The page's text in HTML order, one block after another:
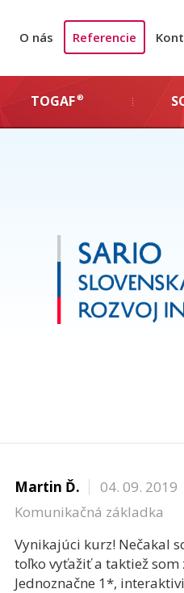
O nás Referencie
TOGAF®
Martin Ď. 04. 09. 2019
Komunikačná základka
Vynikajúci kurz! Nečakal
toľko vyťažiť a taktiež som
Jednoznačne 1*,